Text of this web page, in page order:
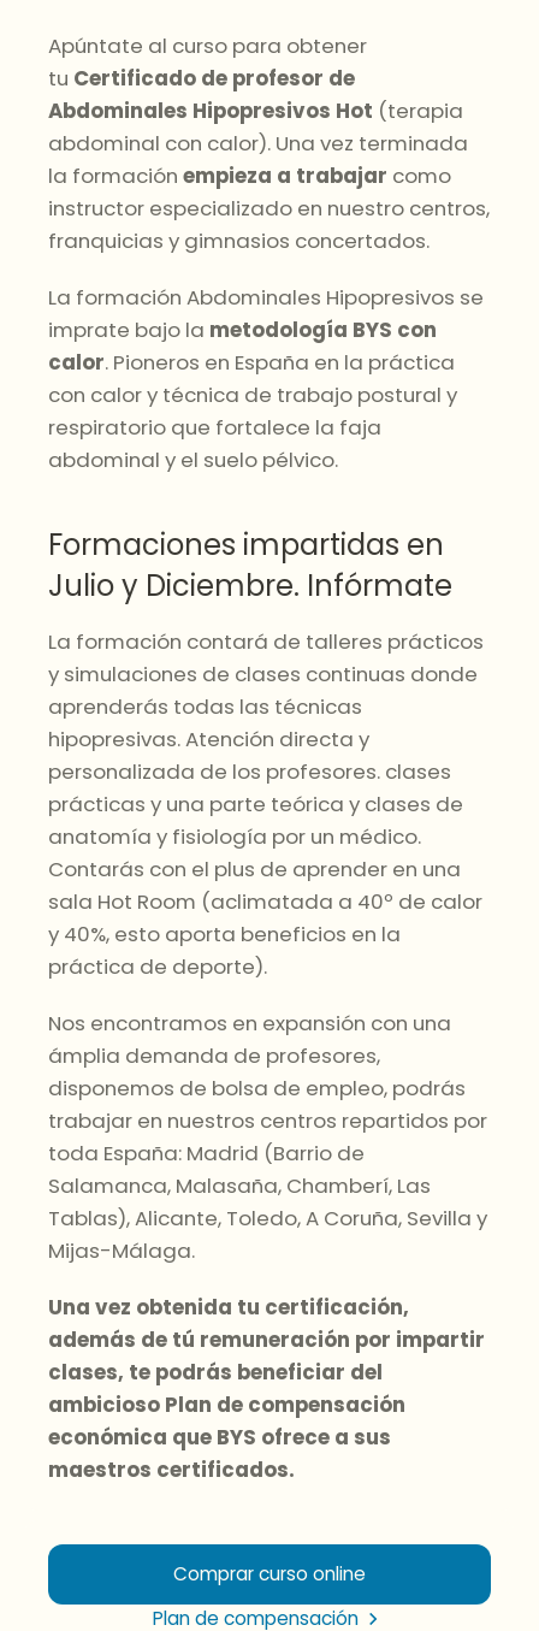
Apúntate al curso para obtener
tu Certificado de profesor de
Abdominales Hipopresivos Hot (terapia
abdominal con calor). Una vez terminada
la formación empieza a trabajar como
instructor especializado en nuestro centros,
franquicias y gimnasios concertados.
La formación Abdominales Hipopresivos se
imprate bajo la metodología BYS con
calor. Pioneros en España en la práctica
con calor y técnica de trabajo postural y
respiratorio que fortalece la faja
abdominal y el suelo pélvico.
Formaciones impartidas en
Julio y Diciembre. Infórmate
La formación contará de talleres prácticos
y simulaciones de clases continuas donde
aprenderás todas las técnicas
hipopresivas. Atención directa y
personalizada de los profesores. clases
prácticas y una parte teórica y clases de
anatomía y fisiología por un médico.
Contarás con el plus de aprender en una
sala Hot Room (aclimatada a 40º de calor
y 40%, esto aporta beneficios en la
práctica de deporte).
Nos encontramos en expansión con una
ámplia demanda de profesores,
disponemos de bolsa de empleo, podrás
trabajar en nuestros centros repartidos por
toda España: Madrid (Barrio de
Salamanca, Malasaña, Chamberí, Las
Tablas), Alicante, Toledo, A Coruña, Sevilla y
Mijas-Málaga.
Una vez obtenida tu certificación,
además de tú remuneración por impartir
clases, te podrás beneficiar del
ambicioso Plan de compensación
económica que BYS ofrece a sus
maestros certificados.
Comprar curso online
Plan de compensación